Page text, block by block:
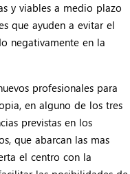
y viables a medio plazo
que ayuden a evitar el
negativamente en la
profesionales para
en alguno de los tres
previstas en los
que abarcan las mas
el centro con la